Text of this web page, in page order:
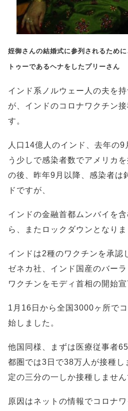
姪御さんの結婚式に参列されるため
トゥーであるヘナをしたプリーさん
インド系ノルウェー人の夫を
が、インドのコロナワクチン
す。
人口14億人のインド、去年の9
う少しで感染者数でアメリカ
の後、昨年9月以降、感染者は
ドですが、
インドの金融首都ムンバイを
ら、またロックダウンとなりま
インドは2種のワクチンを承認
ゼネカ社、インド国産のバー
ワクチンをモディ首相の開始宣
1月16日から全国3000ヶ所で
始しました。
他国同様、まずは医療従事者
都圏では3日で38万人が接種し
定の三分の一しか接種しません
原因はネットの情報でコロナ